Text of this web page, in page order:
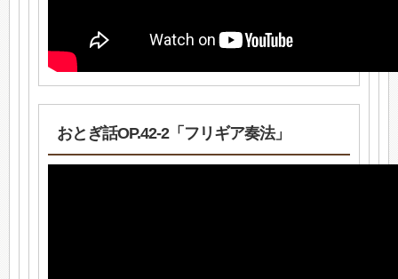
おとぎ話OP.42-2「フリギア奏法」